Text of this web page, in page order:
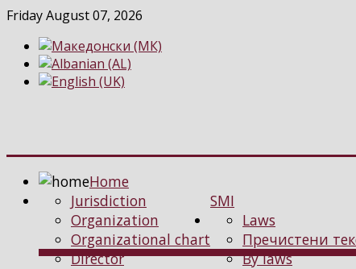
Friday August 07, 2026
Home
SMI
Jurisdiction
Organization
Organizational chart
Director
Laws
Пречистени
By laws